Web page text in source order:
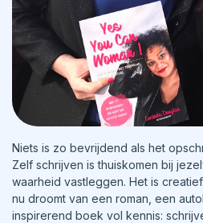
Niets is zo bevrijdend als het
Zelf schrijven is thuiskomen bij
waarheid vastleggen. Het is
nu droomt van een roman, een
inspirerend boek vol kennis: